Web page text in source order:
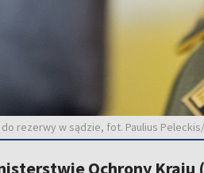
rezerwy w sądzie, fot. Paulius
Ochrony